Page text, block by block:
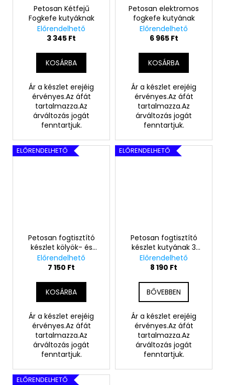
Petosan Kétfejű
Fogkefe kutyáknak
Előrendelhető
3 345 Ft
KOSÁRBA
Ár a készlet erejéig
érvényes.Az áfát
tartalmazza.Az
árváltozás jogát
fenntartjuk.
Petosan elektromos
fogkefe kutyának
Előrendelhető
6 965 Ft
KOSÁRBA
Ár a készlet erejéig
érvényes.Az áfát
tartalmazza.Az
árváltozás jogát
fenntartjuk.
ELŐRENDELHETŐ
Petosan fogtisztító
készlet kölyök- és
kisméretű kutyának,
cicáknak
Előrendelhető
7 150 Ft
KOSÁRBA
Ár a készlet erejéig
érvényes.Az áfát
tartalmazza.Az
árváltozás jogát
fenntartjuk.
ELŐRENDELHETŐ
Petosan fogtisztító
készlet kutyának 3
méretben
Előrendelhető
8 190 Ft
BŐVEBBEN
Ár a készlet erejéig
érvényes.Az áfát
tartalmazza.Az
árváltozás jogát
fenntartjuk.
ELŐRENDELHETŐ